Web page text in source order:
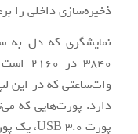
ذخیره‌سازی داخلی را
وات‌ساعتی که در این
دارد. پورت‌هایی که
پورت USB 3.0، یک پورت تایپ سی و پورت HDMI هستند.